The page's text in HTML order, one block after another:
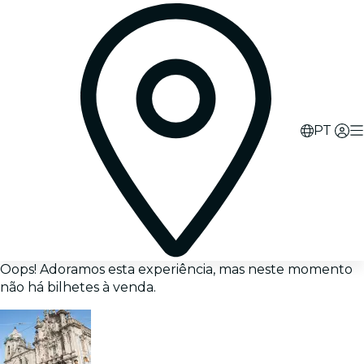
PT
Oops! Adoramos esta experiência, mas neste momento
não há bilhetes à venda.